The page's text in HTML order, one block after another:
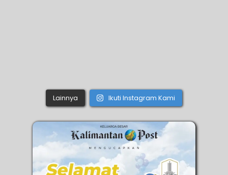
Lainnya Ikuti Instagram Kami